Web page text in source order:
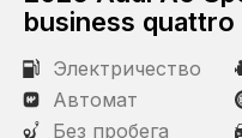
business quattro
Электричество
Автомат
Без пробега